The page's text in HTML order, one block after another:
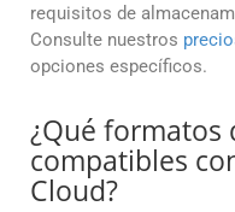
requisitos de
Consulte nuestros
opciones específicos.
¿Qué formatos
compatibles
Cloud?